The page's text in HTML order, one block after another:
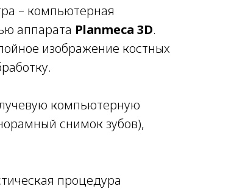
– компьютерная
аппарата Planmeca 3D.
изображение костных
компьютерную
снимок зубов),
процедура